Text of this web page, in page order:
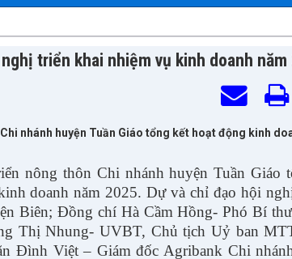
triển khai nhiệm vụ kinh doanh năm
nhánh huyện Tuần Giáo tổng kết hoạt động kinh
nông thôn Chi nhánh huyện Tuần Giáo
doanh năm 2025. Dự và chỉ đạo hội
Biên; Đồng chí Hà Cầm Hồng- Phó Bí
Thị Nhung- UVBT, Chủ tịch Uỷ ban
Đình Việt – Giám đốc Agribank Chi